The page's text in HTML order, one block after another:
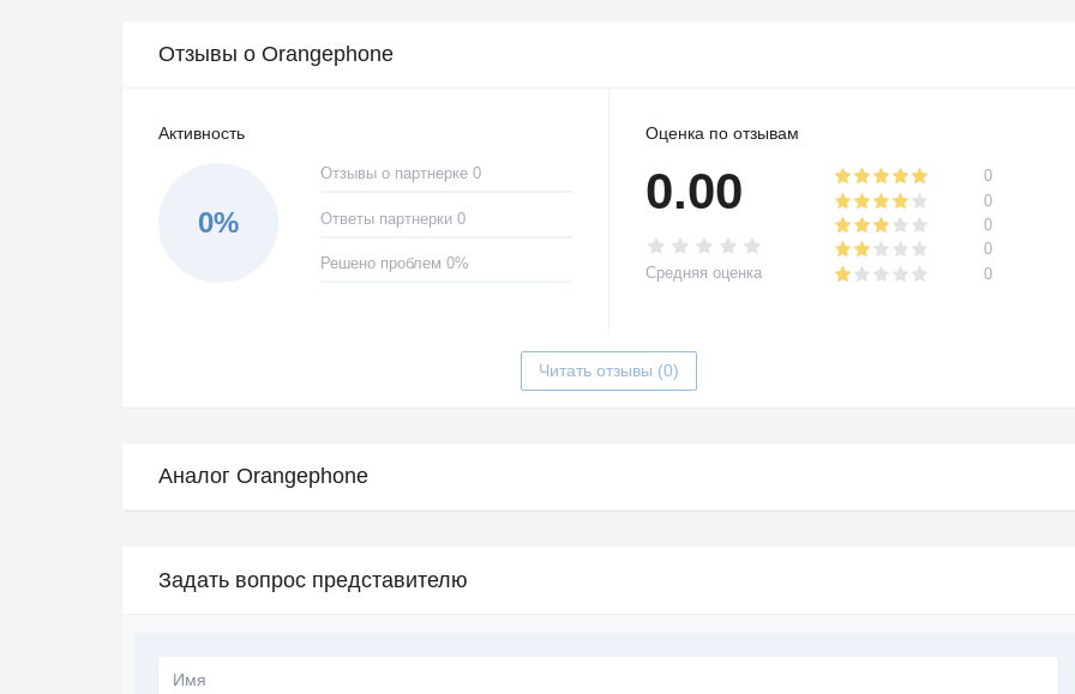
Отзывы о Orangephone
Активность
0%
Отзывы о партнерке 0
Ответы партнерки 0
Решено проблем 0%
Оценка по отзывам
0.00
Средняя оценка
0
0
0
0
0
Читать отзывы (0)
Аналог Orangephone
Задать вопрос представителю